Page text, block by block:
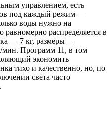
управлением, есть
под каждый режим —
воды нужно на
равномерно распределяется в
— 7 кг, размеры —
Программ 11, в том
экономить
тихо и качественно, но, по
света часто